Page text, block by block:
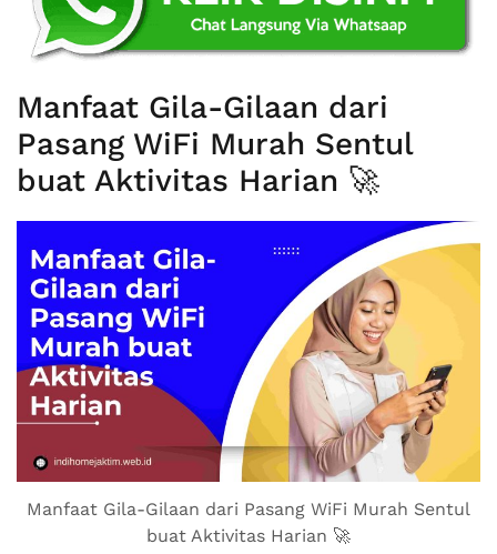
Manfaat Gila-Gilaan dari
Pasang WiFi Murah Sentul
buat Aktivitas Harian 🚀
Manfaat Gila-Gilaan dari Pasang WiFi Murah Sentul
buat Aktivitas Harian 🚀